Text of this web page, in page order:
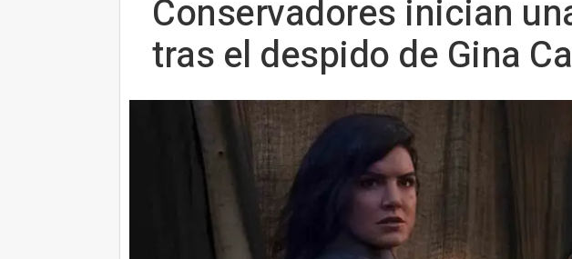
Conservadores inician
tras el despido de Gina